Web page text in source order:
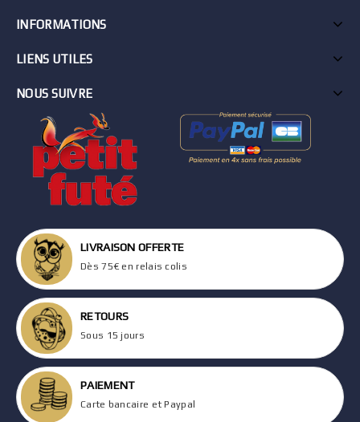
INFORMATIONS
LIENS UTILES
NOUS SUIVRE
LIVRAISON OFFERTE
Dès 75€ en relais colis
RETOURS
Sous 15 jours
PAIEMENT
Carte bancaire et Paypal